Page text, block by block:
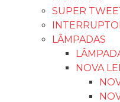
LENTE
LENTE
LENTE
LENTE
PISCAS DE
PISCA
FORD